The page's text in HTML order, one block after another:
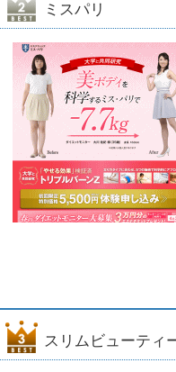
ミスパリ
スリムビューティ